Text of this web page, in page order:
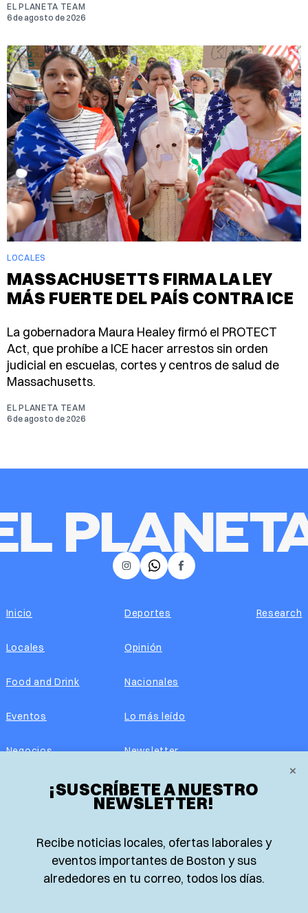
EL PLANETA TEAM
6 de agosto de 2026
LOCALES
MASSACHUSETTS FIRMA LA LEY
MÁS FUERTE DEL PAÍS CONTRA ICE
La gobernadora Maura Healey firmó el PROTECT
Act, que prohíbe a ICE hacer arrestos sin orden
judicial en escuelas, cortes y centros de salud de
Massachusetts.
EL PLANETA TEAM
6 de agosto de 2026
×
¡SUSCRÍBETE A NUESTRO
NEWSLETTER!
Recibe noticias locales, ofertas laborales y
eventos importantes de Boston y sus
alrededores en tu correo, todos los días.
𝕏 Facebook
Instagram
Inicio
Locales
Food and Drink
Eventos
Negocios
Real Estate
Guía de Recursos
Deportes
Opinión
Nacionales
Lo más leído
Newsletter
Edición impresa
Advertise with us
Research